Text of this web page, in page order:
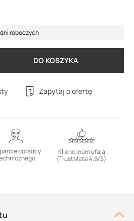
dni roboczych
DO KOSZYKA
Zapytaj o ofertę
doradcy
Klienci nam ufają
(TrustMate 4.9/5)